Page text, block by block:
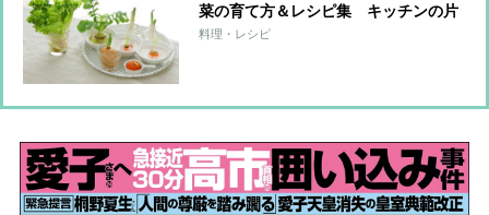
菜の育て方＆レシピ集 キッチンの片
隅でカンタン“水耕栽培”のすすめ
料理・レシピ